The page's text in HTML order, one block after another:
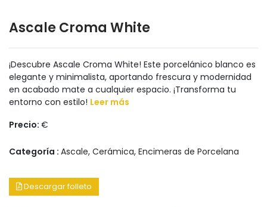
Ascale Croma White
¡Descubre Ascale Croma White! Este porcelánico blanco es
elegante y minimalista, aportando frescura y modernidad
en acabado mate a cualquier espacio. ¡Transforma tu
entorno con estilo! Leer más
Precio: €
Categoría : Ascale, Cerámica, Encimeras de Porcelana
Descargar folleto